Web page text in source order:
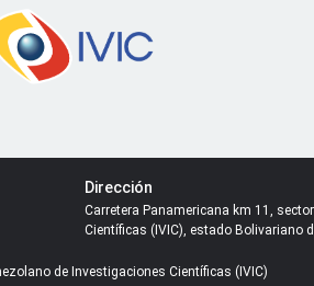
Dirección
Carretera Panamericana km 11,
Científicas (IVIC), estado Bolivariano
de Investigaciones Científicas (IVIC)